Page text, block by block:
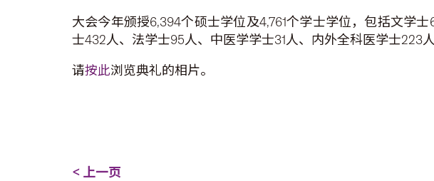
大会今年颁授6,394个硕士学位及4,761个学士学位，包括文学
士432人、法学士95人、中医学学士31人、内外全科医学士223
请按此浏览典礼的相片。
< 上一页